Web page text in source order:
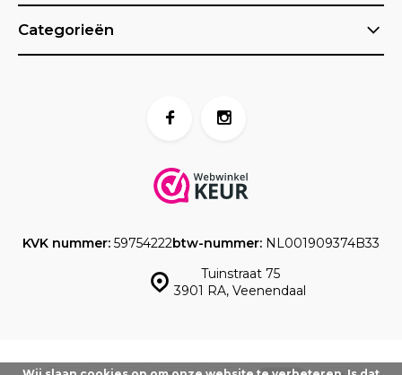
Categorieën
Tuinstraat 75
3901 RA, Veenendaal
KVK nummer: 59754222btw-nummer: NL001909374B33